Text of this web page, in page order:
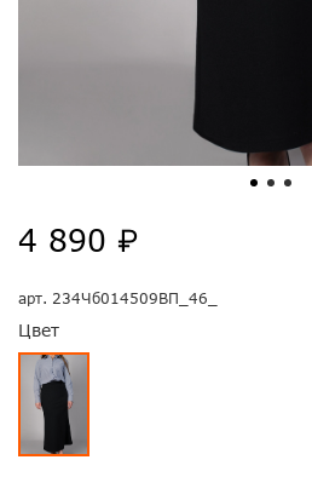
арт. 234Чб014509ВП_46_
Цвет
4 890 ₽